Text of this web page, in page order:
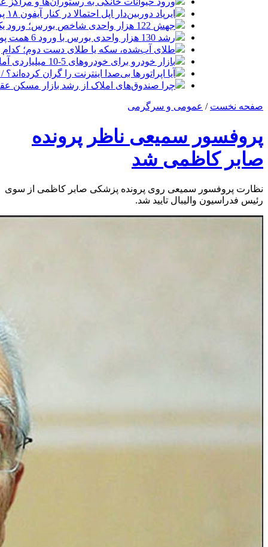
ایرپاد دوربین‌دار اپل احتمالا در کنار آیفون ۱۸ پرو رونمایی می‌شود
جهش 122 هزار واحدی شاخص بورس؛ ورود یک همت پول حقیقی در آغاز معاملات
رشد 130 هزار واحدی بورس با ورود 6 همت پول حقیقی/ صف خرید 700 نماد
طلای آب‌شده، سکه یا طلای دست دوم؛
بازار خودرو برای خودروهای 5-10 میلیاردی آماده نیست!
آیا اپراتورها بی‌صدا اینترنت را گران کرده‌اند؟ /
چرا صندوق‌های املاک از رشد بازار مسکن
صفحه نخست / عمومی و سرگرمی
پروفسور سمیعی ناظر پرونده
صابر کاظمی شد
نظارت پروفسور سمیعی روی پرونده پزشکی صابر کاظمی از سوی
رئیس فدراسیون والیبال تایید شد.